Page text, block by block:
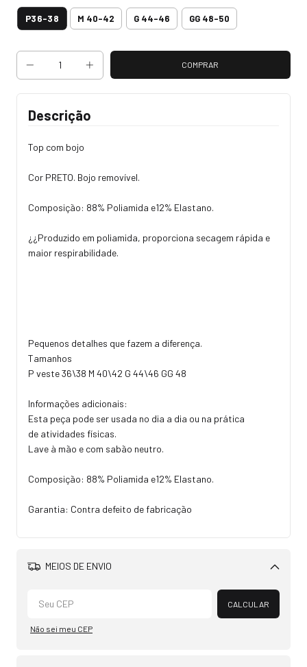
P36-38 M 40-42 G 44-46 GG 48-50
Descrição
Top com bojo
Cor PRETO. Bojo removível.
Composição: 88% Poliamida e12% Elastano.
¿¿Produzido em poliamida, proporciona secagem rápida e
maior respirabilidade.
Pequenos detalhes que fazem a diferença.
Tamanhos
P veste 36\38 M 40\42 G 44\46 GG 48
Informações adicionais:
Esta peça pode ser usada no dia a dia ou na prática
de atividades físicas.
Lave à mão e com sabão neutro.
Composição: 88% Poliamida e12% Elastano.
Garantia: Contra defeito de fabricação
MEIOS DE ENVIO
Alterar CEP
CALCULAR
Não sei meu CEP